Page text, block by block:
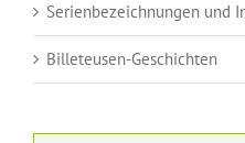
Serienbezeichnungen und
Billeteusen-Geschichten